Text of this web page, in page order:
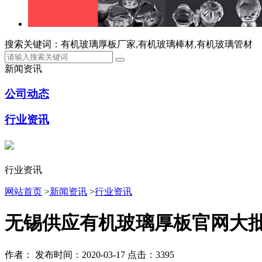
搜索关键词：有机玻璃厚板厂家,有机玻璃棒材,有机玻璃管材
新闻资讯
公司动态
行业资讯
行业资讯
网站首页 >新闻资讯 >行业资讯
无锡供应有机玻璃厚板官网大
作者： 发布时间：2020-03-17 点击：3395